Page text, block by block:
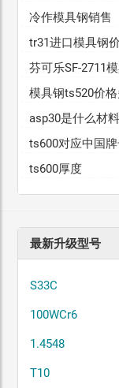
冷作模具钢销售
tr31进口模具钢
芬可乐SF-2711
模具钢ts520价
asp30是什么材料
ts600对应中国
ts600厚度
最新升级型号
S33C
100WCr6
1.4548
T10